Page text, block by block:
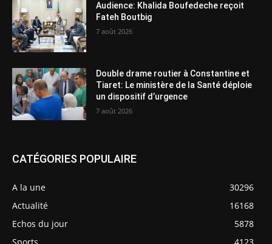
Audience: Khalida Boufedeche reçoit
Fateh Boutbig
7 août 2026
Double drame routier à Constantine et
Tiaret: Le ministère de la Santé déploie
un dispositif d’urgence
7 août 2026
CATÉGORIES POPULAIRE
A la une
30296
Actualité
16168
Echos du jour
5878
Sports
4123